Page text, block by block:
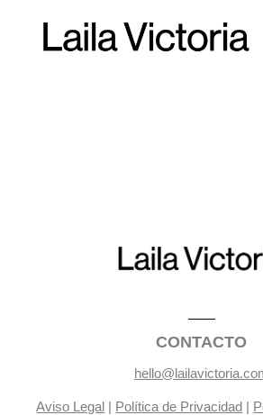
CONTACTO
Aviso Legal | Política de Privacidad |